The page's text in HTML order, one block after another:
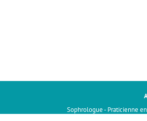
Sophrologue - Praticienne